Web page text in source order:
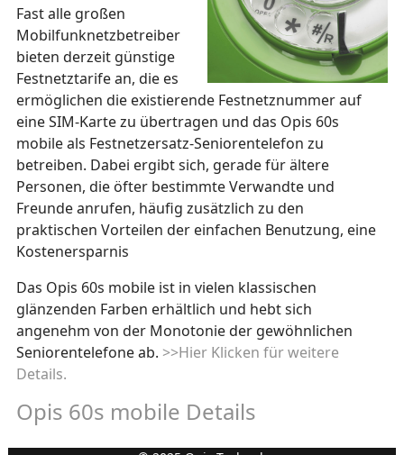
Fast alle großen
Mobilfunknetzbetreiber
bieten derzeit günstige
Festnetztarife an, die es
ermöglichen die existierende Festnetznummer auf
eine SIM-Karte zu übertragen und das Opis 60s
mobile als Festnetzersatz-Seniorentelefon zu
betreiben. Dabei ergibt sich, gerade für ältere
Personen, die öfter bestimmte Verwandte und
Freunde anrufen, häufig zusätzlich zu den
praktischen Vorteilen der einfachen Benutzung, eine
Kostenersparnis
Das Opis 60s mobile ist in vielen klassischen
glänzenden Farben erhältlich und hebt sich
angenehm von der Monotonie der gewöhnlichen
Seniorentelefone ab. >>Hier Klicken für weitere
Details.
Opis 60s mobile Details